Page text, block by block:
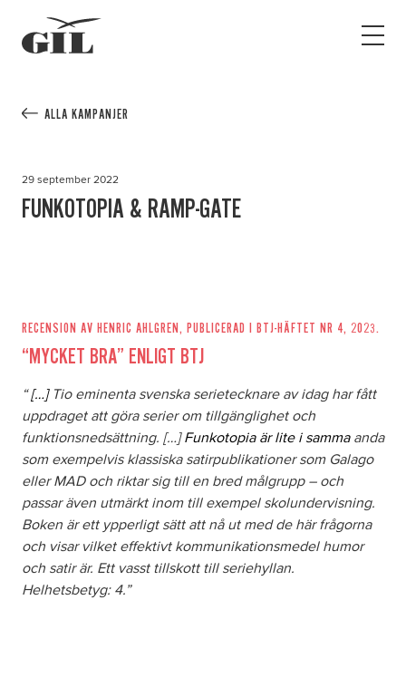
Open
Ha assistans
Jobb
Kampanjer
Nyheter
Ordlista
FAQ
ALLA KAMPANJER
29 september 2022
FUNKOTOPIA & RAMP-GATE
RECENSION AV HENRIC AHLGREN, PUBLICERAD I BTJ-HÄFTET NR 4, 2023.
“MYCKET BRA” ENLIGT BTJ
“[…] Tio eminenta svenska serietecknare av idag har fått
uppdraget att göra serier om tillgänglighet och
funktionsnedsättning. […]Funkotopia är lite i sammaanda
som exempelvis klassiska satirpublikationer som Galago
eller MAD och riktar sig till en bred målgrupp – och
passar även utmärkt inom till exempel skolundervisning.
Boken är ett ypperligt sätt att nå ut med de här frågorna
och visar vilket effektivt kommunikationsmedel humor
och satir är. Ett vasst tillskott till seriehyllan.
Helhetsbetyg: 4.”